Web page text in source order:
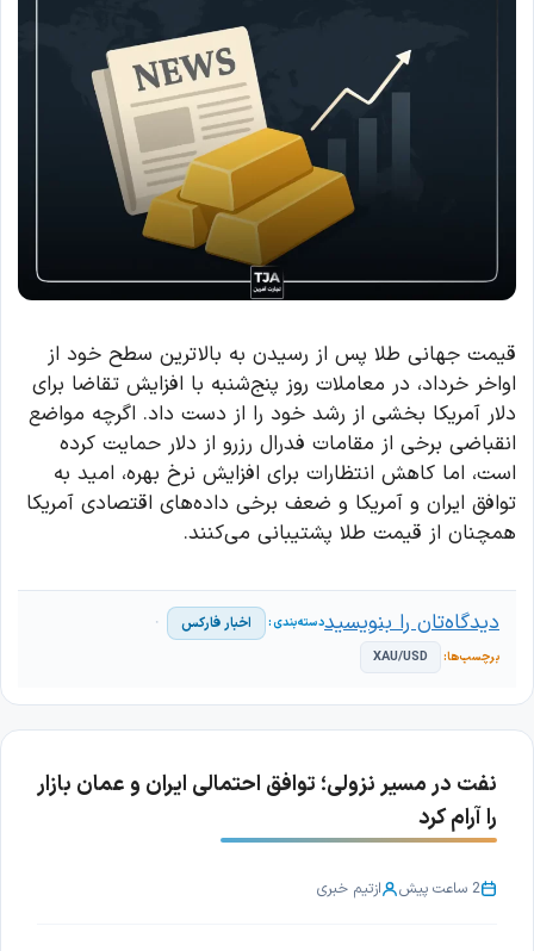
قیمت جهانی طلا پس از رسیدن به بالاترین سطح خود از
اواخر خرداد، در معاملات روز پنج‌شنبه با افزایش تقاضا برای
دلار آمریکا بخشی از رشد خود را از دست داد. اگرچه مواضع
انقباضی برخی از مقامات فدرال رزرو از دلار حمایت کرده
است، اما کاهش انتظارات برای افزایش نرخ بهره، امید به
توافق ایران و آمریکا و ضعف برخی داده‌های اقتصادی آمریکا
همچنان از قیمت طلا پشتیبانی می‌کنند.
اخبار فارکس
XAU/USD
دیدگاه‌تان را بنویسید
نفت در مسیر نزولی؛ توافق احتمالی ایران و عمان بازار
را آرام کرد
2 ساعت پیش ازتیم خبری